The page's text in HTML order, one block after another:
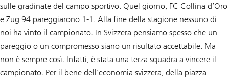
sulle gradinate del campo sportivo. Quel giorno, FC Collina d’Oro
e Zug 94 pareggiarono 1-1. Alla fine della stagione nessuno di
noi ha vinto il campionato. In Svizzera pensiamo spesso che un
pareggio o un compromesso siano un risultato accettabile. Ma
non è sempre così. Infatti, è stata una terza squadra a vincere il
campionato. Per il bene dell’economia svizzera, della piazza